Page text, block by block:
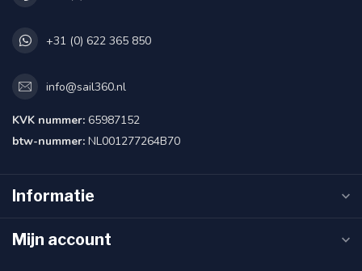
+31 (0) 622 365 850
info@sail360.nl
KVK nummer: 65987152
btw-nummer: NL001277264B70
Informatie
Mijn account